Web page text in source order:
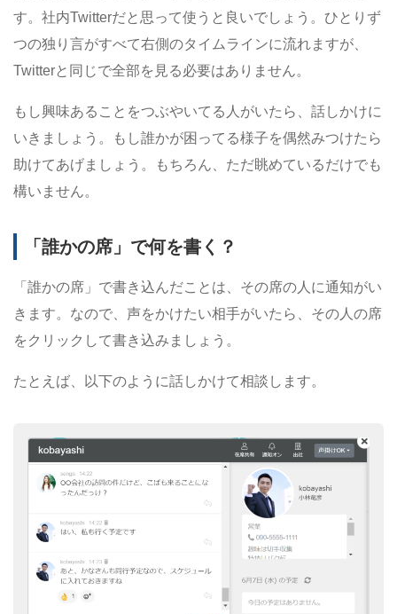
す。社内Twitterだと思って使うと良いでしょう。ひとりず
つの独り言がすべて右側のタイムラインに流れますが、
Twitterと同じで全部を見る必要はありません。
もし興味あることをつぶやいてる人がいたら、話しかけに
いきましょう。もし誰かが困ってる様子を偶然みつけたら
助けてあげましょう。もちろん、ただ眺めているだけでも
構いません。
「誰かの席」で何を書く？
「誰かの席」で書き込んだことは、その席の人に通知がい
きます。なので、声をかけたい相手がいたら、その人の席
をクリックして書き込みましょう。
たとえば、以下のように話しかけて相談します。